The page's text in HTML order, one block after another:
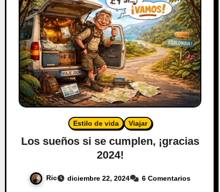
Estilo de vida Viajar
Los sueños si se cumplen, ¡gracias
2024!
Ric diciembre 22, 2024 6 Comentarios